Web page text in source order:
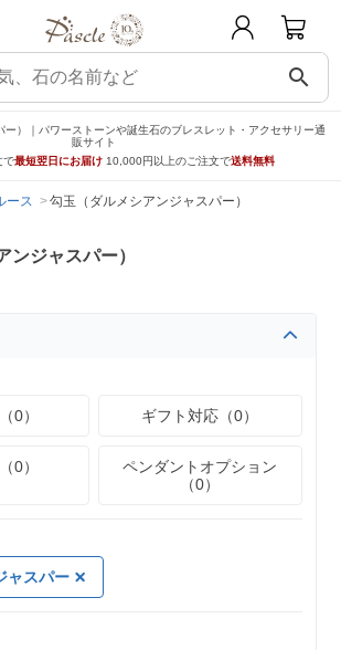
search
ー）｜パワーストーンや誕生石のブレスレット・アクセサリー通
販サイト
で最短翌日にお届け 10,000円以上のご注文で送料無料
ース 勾玉（ダルメシアンジャスパー）
ンジャスパー）
0）
ギフト対応（0）
0）
ペンダントオプション
（0）
ャスパー